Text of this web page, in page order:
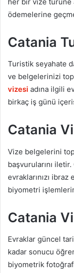
ödemelerine
Catania
Turistik seyahate
ve belgelerinizi
vizesi adına ilgili
birkaç iş günü
Catania
Vize belgelerini
başvurularını iletir.
evraklarınızı
biyometri
Catania
Evraklar güncel
kadar sonucu
biyometrik